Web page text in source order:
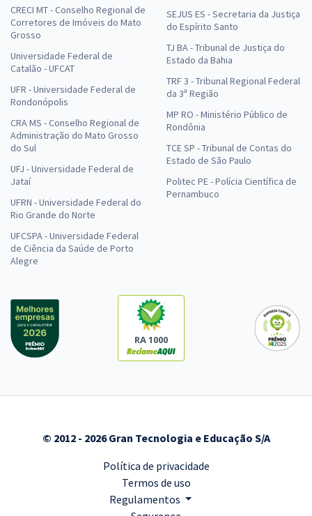
CRECI MT - Conselho Regional de
Corretores de Imóveis do Mato
Grosso
Universidade Federal de
Catalão - UFCAT
UFR - Universidade Federal de
Rondonópolis
CRA MS - Conselho Regional de
Administração do Mato Grosso
do Sul
UFJ - Universidade Federal de
Jataí
UFRN - Universidade Federal do
Rio Grande do Norte
UFCSPA - Universidade Federal
de Ciência da Saúde de Porto
Alegre
SEJUS ES - Secretaria da Justiça
do Espírito Santo
TJ BA - Tribunal de Justiça do
Estado da Bahia
TRF 3 - Tribunal Regional Federal
da 3ª Região
MP RO - Ministério Público de
Rondônia
TCE SP - Tribunal de Contas do
Estado de São Paulo
Politec PE - Polícia Científica de
Pernambuco
RA 1000
© 2012 - 2026 Gran Tecnologia e Educação S/A
Política de privacidade
Termos de uso
Regulamentos